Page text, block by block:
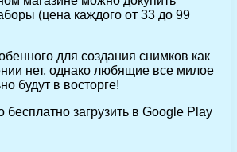
(цена каждого от 33 до 99
для создания снимков как
нет, однако любящие все милое
будут в восторге!
загрузить в Google Play